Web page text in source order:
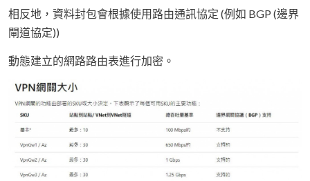
相反地，資料封包會根據使用路由通訊協定 (例如 BGP (邊界
閘道協定))
動態建立的網路路由表進行加密。